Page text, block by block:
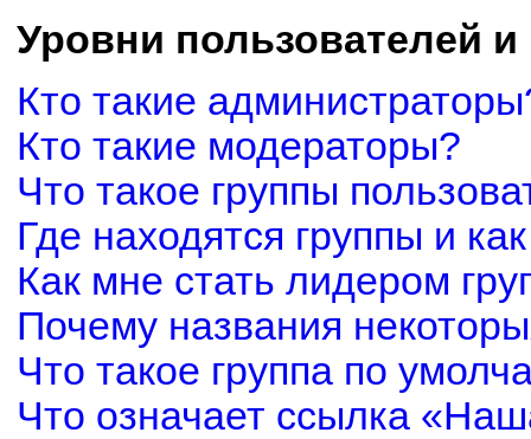
Уровни пользователей
Кто такие
Кто такие модераторы?
Что такое группы
Где находятся группы и
Как мне стать лидером
Почему названия
Что такое группа по
Что означает ссылка